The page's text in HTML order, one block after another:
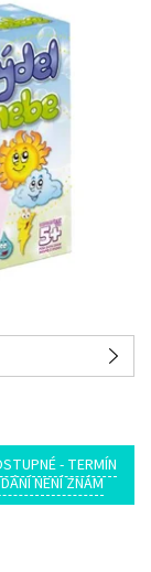
- TERMÍN
NENÍ ZNÁM